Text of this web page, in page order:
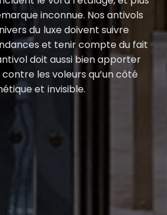
inconnue. Nos antivols
du luxe doivent suivre
et tenir compte du fait
doit aussi bien apporter
les voleurs qu’un côté
et invisible.